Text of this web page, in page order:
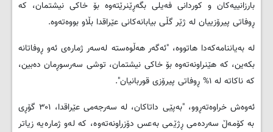
بارزانییەکان و کوردانی فەیلی بگەڕێنرێتەوە بۆ خاکی نیشتمان، کە
ڕوفاتی پیرۆزییان لە ژێر گڵی بیابانەکانی عێراقدا بڵاو بووه‌تەوە.
له‌ به‌یاننامه‌که‌دا هاتووه‌، "ئەگەر هەڵوەستە لەسەر ژمارەی ئەو ڕوفاتانە
بکەین، کە هێنراونەتەوە بۆ خاکی نیشتمان، توشی سەرسوڕمان دەبین،
که ناکاتە لە ۱% ڕوفاتی پیرۆزی قوربانیان".
ئه‌وه‌ش خراوه‌ته‌ڕوو، "بەپێی داتاکان، لە سەرجەمی عێراقدا، ۳۰۱ گۆڕی
بە کۆمەڵ سەردەمی ڕژێمی بەعس دۆزراونەتەوە، کە لەو ژمارەیە زیاتر